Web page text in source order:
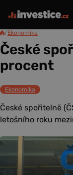
/Ekonomika
České
procent
Ekonomika
České spořitelně
letošního roku